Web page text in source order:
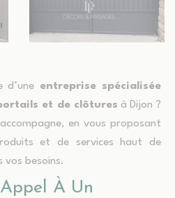
d’une entreprise spécialisée
et de clôtures à Dijon ?
en vous proposant
et de services haut de
besoins.
À Un